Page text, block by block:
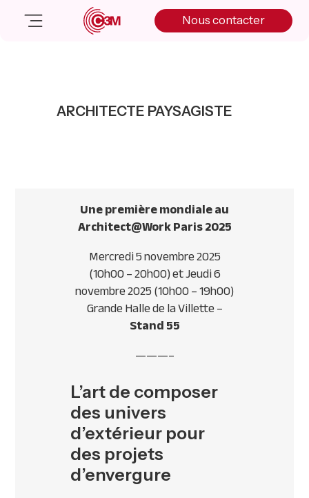
Nous contacter
Salle de presse
Nous contacter
ARCHITECTE PAYSAGISTE
Une première mondiale au
Architect@Work Paris 2025
Mercredi 5 novembre 2025
(10h00 – 20h00) et Jeudi 6
novembre 2025 (10h00 – 19h00)
Grande Halle de la Villette –
Stand 55
———–
L’art de composer
des univers
d’extérieur pour
des projets
d’envergure